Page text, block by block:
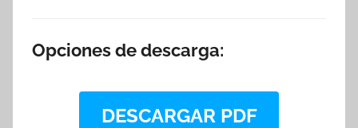
Opciones de descarga:
DESCARGAR PDF